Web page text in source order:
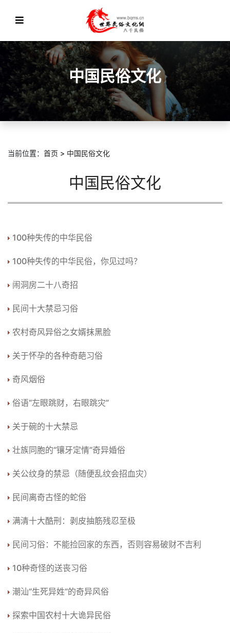
中国民俗文化
当前位置： 首页 > 中国民俗文化
中国民俗文化
100种失传的中华民俗
100种失传的中华民俗，你见过吗？
闹洞房二十八奇招
民间十大禁忌习俗
农村奇风异俗之女婿抹黑脸
关于怀孕的各种奇葩习俗
奇风烟俗
俗语“左眼跳财，右眼跳灾”
关于碗的十大禁忌
壮族同胞的“镶牙定情”奇异婚俗
关公纹身的禁忌（随便乱纹会招血灾）
民间离奇古怪的蛇俗
满清十大酷刑：剥皮抽筋残忍至极
民间习俗：不能捡回家的东西，否则容易破财不吉利
10种奇怪的送丧习俗
潮汕“生死异姓”的奇异风俗
探索中国农村十大诡异民俗